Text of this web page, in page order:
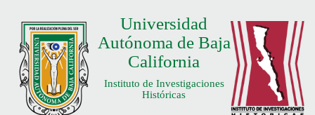
Universidad
Autónoma de Baja
California
Instituto de Investigaciones
Históricas